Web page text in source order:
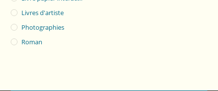
Livres d'artiste
Photographies
Roman